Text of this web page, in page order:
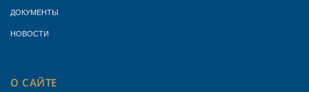
ДОКУМЕНТЫ
НОВОСТИ
О САЙТЕ